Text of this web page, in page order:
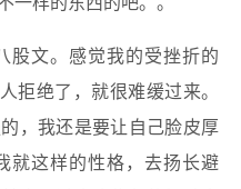
股文。感觉我的受挫折的
拒绝了，就很难缓过来。
，我还是要让自己脸皮厚
就这样的性格，去扬长避